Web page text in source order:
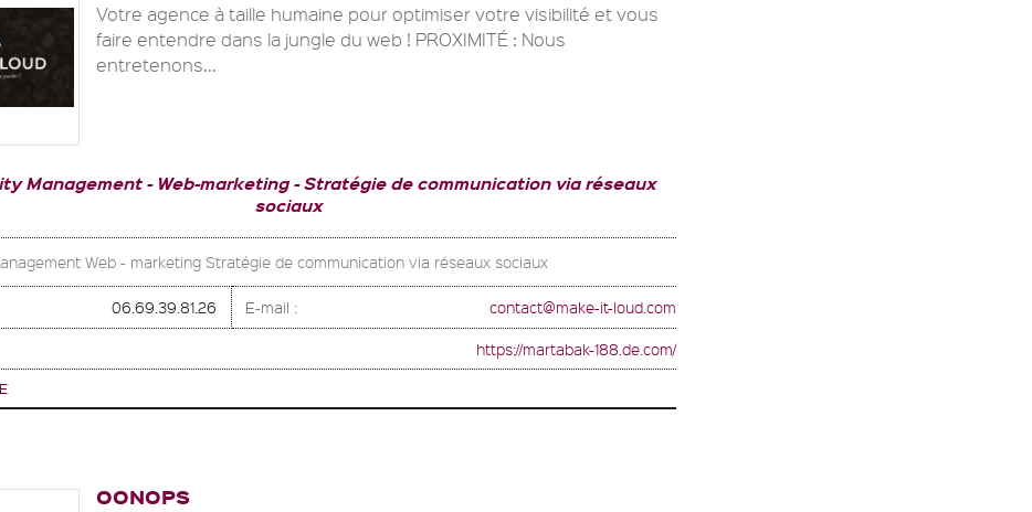
Votre agence à taille humaine pour optimiser votre visibilité et vous
faire entendre dans la jungle du web ! PROXIMITÉ : Nous
entretenons...
Management Web-marketing
Stratégie de communication via réseaux
sociaux
Web - marketing Stratégie de communication via réseaux sociaux
06.69.39.81.26 E-mail : contact@make-it-loud.com
https://martabak-188.de.com/
OONOPS